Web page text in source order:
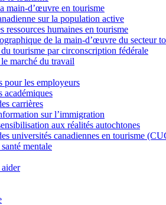
main-d’œuvre en tourisme
sur la population active
ressources humaines en tourisme
de la main-d’œuvre du secteur
tourisme par circonscription fédérale
marché du travail
pour les employeurs
académiques
carrières
sur l’immigration
aux réalités autochtones
universités canadiennes en tourisme
mentale